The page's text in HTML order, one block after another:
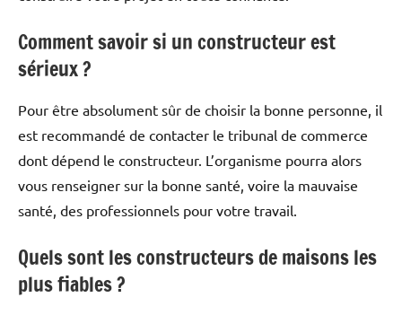
Comment savoir si un constructeur est
sérieux ?
Pour être absolument sûr de choisir la bonne personne, il
est recommandé de contacter le tribunal de commerce
dont dépend le constructeur. L’organisme pourra alors
vous renseigner sur la bonne santé, voire la mauvaise
santé, des professionnels pour votre travail.
Quels sont les constructeurs de maisons les
plus fiables ?